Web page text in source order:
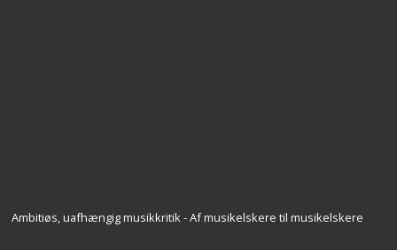
Ambitiøs, uafhængig musikkritik - Af musikelskere til musikelskere